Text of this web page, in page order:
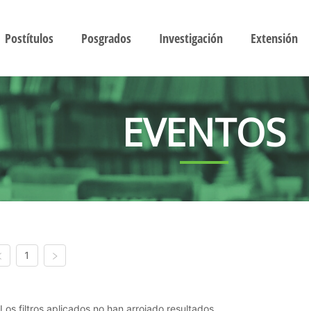
Postítulos Posgrados Investigación Extensión
EVENTOS
1
Los filtros aplicados no han arrojado resultados